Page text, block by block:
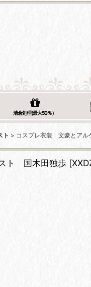
清倉処理(最大50％）
ト > コスプレ衣装 文豪とア
ト 国木田独歩 [